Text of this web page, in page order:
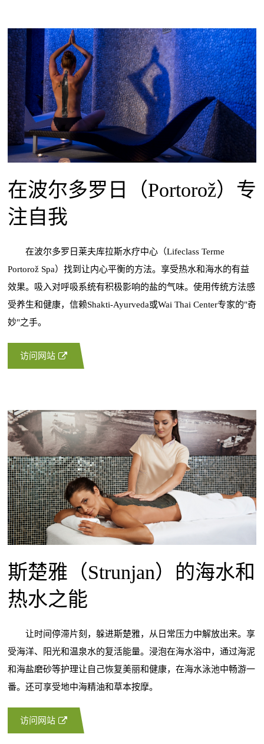
在波尔多罗日（Portorož）专
注自我
在波尔多罗日莱夫库拉斯水疗中心（Lifeclass Terme
Portorož Spa）找到让内心平衡的方法。享受热水和海水的有益
效果。吸入对呼吸系统有积极影响的盐的气味。使用传统方法感
受养生和健康，信赖Shakti-Ayurveda或Wai Thai Center专家的"奇
妙"之手。
访问网站
斯楚雅（Strunjan）的海水和
热水之能
让时间停滞片刻，躲进斯楚雅，从日常压力中解放出来。享
受海洋、阳光和温泉水的复活能量。浸泡在海水浴中，通过海泥
和海盐磨砂等护理让自己恢复美丽和健康，在海水泳池中畅游一
番。还可享受地中海精油和草本按摩。
访问网站